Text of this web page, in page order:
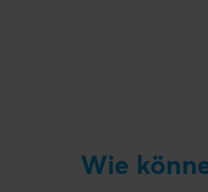
Wie